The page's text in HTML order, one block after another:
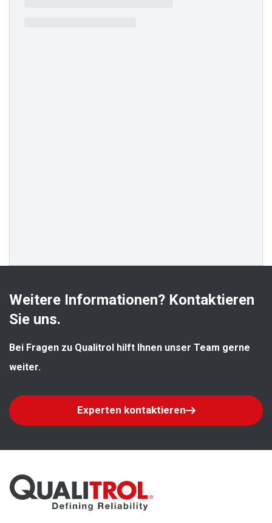
Weitere Informationen? Kontaktieren
Sie uns.
Bei Fragen zu Qualitrol hilft Ihnen unser Team gerne
weiter.
Experten kontaktieren